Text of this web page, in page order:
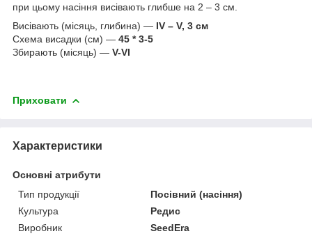
при цьому насіння висівають глибше на 2 – 3 см.
Висівають (місяць, глибина) — IV – V, 3 см
Схема висадки (см) — 45 * 3-5
Збирають (місяць) — V-VI
Приховати
Характеристики
Основні атрибути
Тип продукції
Посівний (насіння)
Культура
Редис
Виробник
SeedEra